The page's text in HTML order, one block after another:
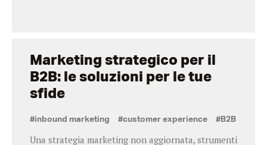
Marketing strategico per il
B2B: le soluzioni per le tue
sfide
#inbound marketing #customer experience #B2B
Una strategia marketing non aggiornata, strumenti